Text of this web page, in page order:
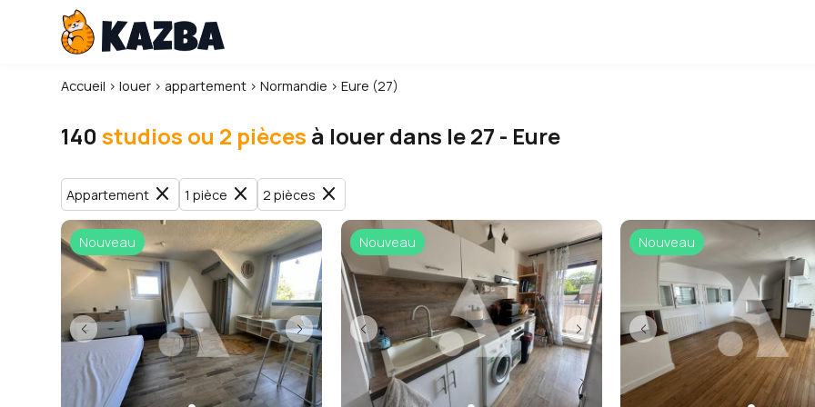
Accueil ›louer › appartement ›Normandie ›Eure (27)
140studios ou 2 pièces à louer dans le 27 - Eure
Appartement close 1 pièce close 2 pièces close
Nouveau Nouveau Nouveau